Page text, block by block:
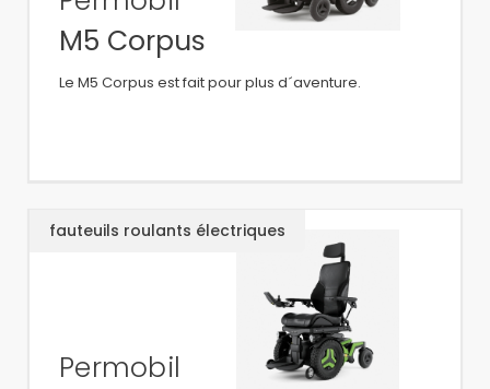
M5 Corpus
Le M5 Corpus est fait pour plus d´aventure.
fauteuils roulants électriques
Permobil